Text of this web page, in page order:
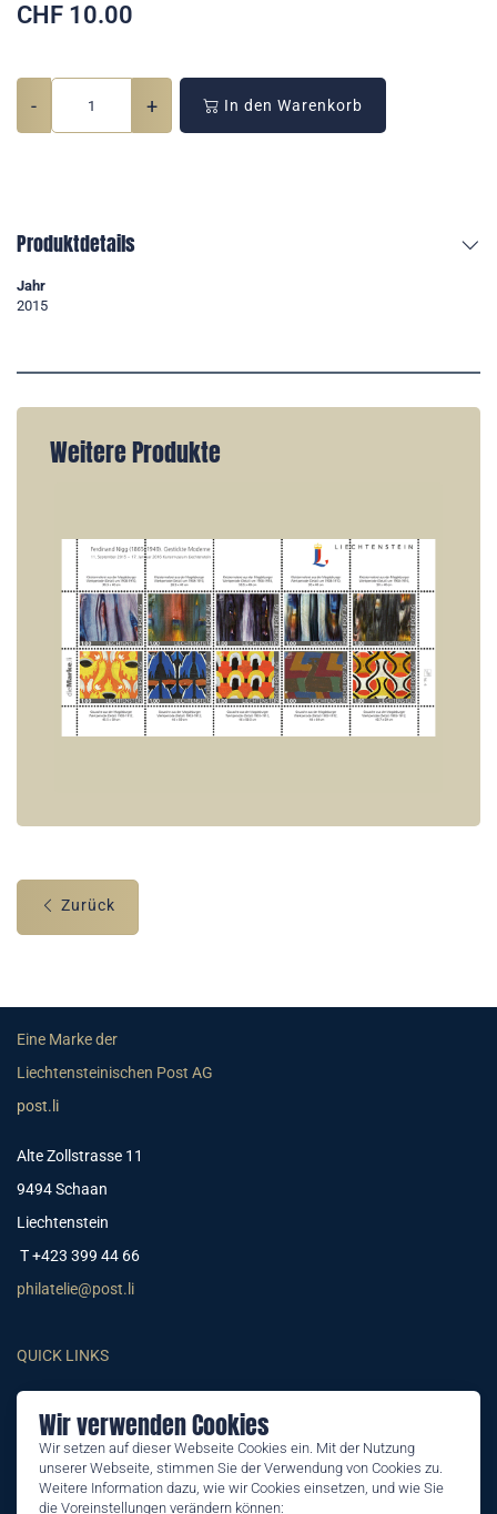
Wir verwenden Cookies
Wir setzen auf dieser Webseite Cookies ein. Mit der Nutzung
unserer Webseite, stimmen Sie der Verwendung von Cookies zu.
Weitere Information dazu, wie wir Cookies einsetzen, und wie Sie
die Voreinstellungen verändern können:
CHF 10.00
- + In den Warenkorb
Produktdetails
Jahr
2015
Weitere Produkte
Zurück
Eine Marke der
Liechtensteinischen Post AG
post.li
Alte Zollstrasse 11
9494 Schaan
Liechtenstein
T +423 399 44 66
philatelie@post.li
QUICK LINKS
Abonnemente
Aktuelles
Neuheiten-Broschüre